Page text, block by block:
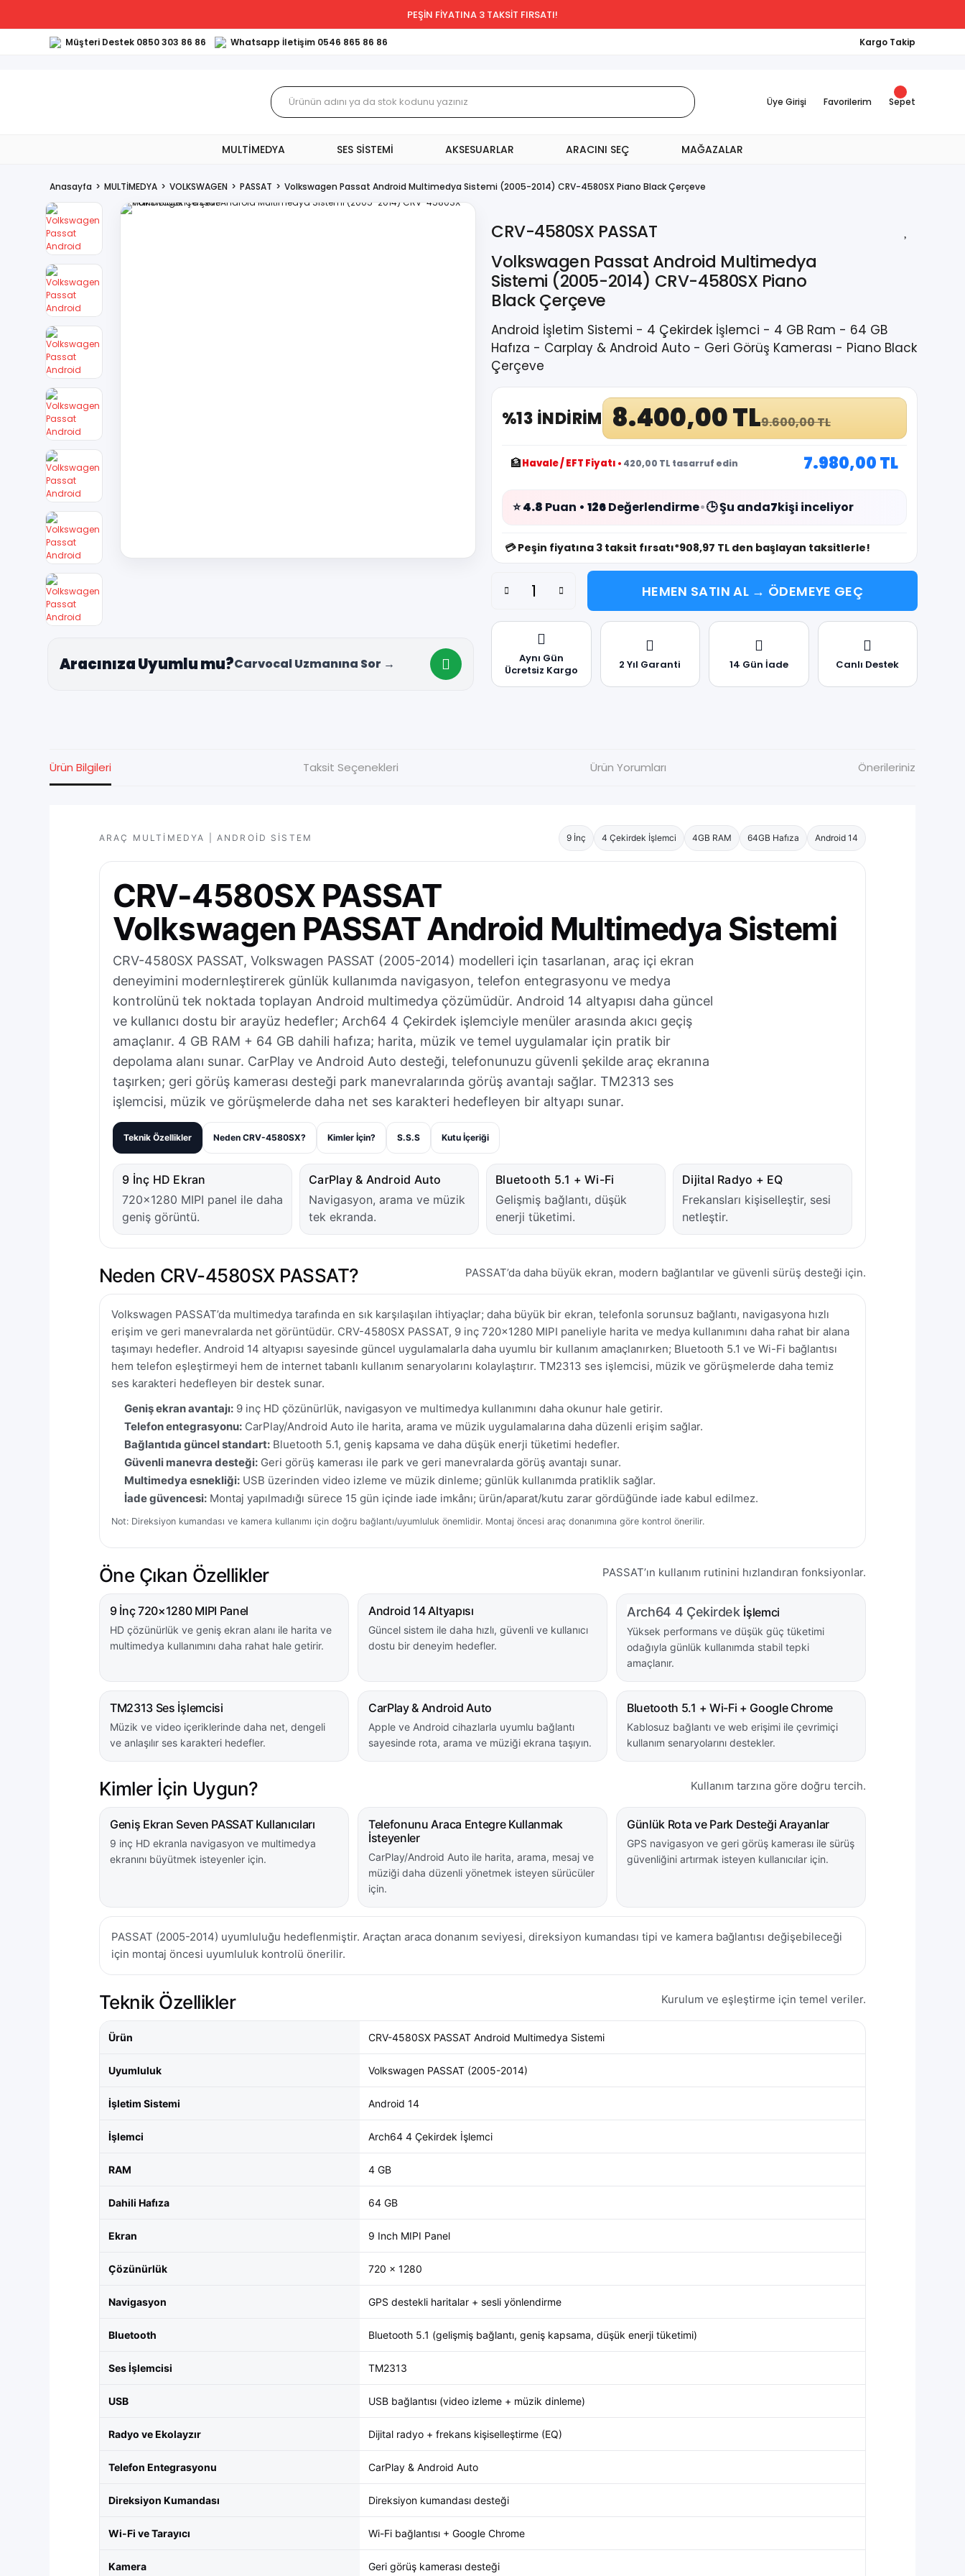
PEŞİN FİYATINA 3 TAKSİT FIRSATI!
Müşteri Destek 0850 303 86 86 Whatsapp İletişim 0546 865 86 86 Kargo Takip
Üye Girişi Favorilerim Sepet
MULTİMEDYA SES SİSTEMİ AKSESUARLAR ARACINI SEÇ MAĞAZALAR
Anasayfa MULTİMEDYA VOLKSWAGEN PASSAT Volkswagen Passat Android Multimedya Sistemi (2005-2014) CRV-4580SX Piano Black Çerçeve
Aracınıza Uyumlu mu?Carvocal Uzmanına Sor →
CRV-4580SX PASSAT
Volkswagen Passat Android Multimedya
Sistemi (2005-2014) CRV-4580SX Piano
Black Çerçeve
Android İşletim Sistemi - 4 Çekirdek İşlemci - 4 GB Ram - 64 GB
Hafıza - Carplay & Android Auto - Geri Görüş Kamerası - Piano Black
Çerçeve
%13 İNDİRİM 8.400,00 TL9.600,00 TL
🏦Havale / EFT Fiyatı • 420,00 TL tasarruf edin 7.980,00 TL
⭐4.8 Puan • 126Değerlendirme•🕒 Şu anda7kişi inceliyor
💳 Peşin fiyatına 3 taksit fırsatı*908,97 TL den başlayan taksitlerle!
HEMEN SATIN AL → ÖDEMEYE GEÇ
Aynı Gün
Ücretsiz Kargo
2 Yıl Garanti 14 Gün İade Canlı Destek
Ürün Bilgileri Taksit Seçenekleri Ürün Yorumları Önerileriniz
ARAÇ MULTIMEDYA | ANDROID SISTEM 9 İnç 4 Çekirdek İşlemci 4GB RAM 64GB Hafıza Android 14
CRV-4580SX PASSAT
Volkswagen PASSATAndroid Multimedya Sistemi
CRV-4580SX PASSAT, Volkswagen PASSAT (2005-2014) modelleri için tasarlanan, araç içi ekran
deneyimini modernleştirerek günlük kullanımda navigasyon, telefon entegrasyonu ve medya
kontrolünü tek noktada toplayan Android multimedya çözümüdür. Android 14 altyapısı daha güncel
ve kullanıcı dostu bir arayüz hedefler; Arch64 4 Çekirdek işlemciyle menüler arasında akıcı geçiş
amaçlanır. 4 GB RAM + 64 GB dahili hafıza; harita, müzik ve temel uygulamalar için pratik bir
depolama alanı sunar. CarPlay ve Android Auto desteği, telefonunuzu güvenli şekilde araç ekranına
taşırken; geri görüş kamerası desteği park manevralarında görüş avantajı sağlar. TM2313 ses
işlemcisi, müzik ve görüşmelerde daha net ses karakteri hedefleyen bir altyapı sunar.
Teknik Özellikler Neden CRV-4580SX? Kimler İçin? S.S.S Kutu İçeriği
9 İnç HD Ekran
720×1280 MIPI panel ile daha
geniş görüntü.
CarPlay & Android Auto
Navigasyon, arama ve müzik
tek ekranda.
Bluetooth 5.1 + Wi-Fi
Gelişmiş bağlantı, düşük
enerji tüketimi.
Dijital Radyo + EQ
Frekansları kişiselleştir, sesi
netleştir.
Neden CRV-4580SX PASSAT? PASSAT’da daha büyük ekran, modern bağlantılar ve güvenli sürüş desteği için.
Volkswagen PASSAT’da multimedya tarafında en sık karşılaşılan ihtiyaçlar; daha büyük bir ekran, telefonla sorunsuz bağlantı, navigasyona hızlı
erişim ve geri manevralarda net görüntüdür. CRV-4580SX PASSAT, 9 inç 720×1280 MIPI paneliyle harita ve medya kullanımını daha rahat bir alana
taşımayı hedefler. Android 14 altyapısı sayesinde güncel uygulamalarla daha uyumlu bir kullanım amaçlanırken; Bluetooth 5.1 ve Wi-Fi bağlantısı
hem telefon eşleştirmeyi hem de internet tabanlı kullanım senaryolarını kolaylaştırır. TM2313 ses işlemcisi, müzik ve görüşmelerde daha temiz
ses karakteri hedefleyen bir destek sunar.
Geniş ekran avantajı: 9 inç HD çözünürlük, navigasyon ve multimedya kullanımını daha okunur hale getirir.
Telefon entegrasyonu: CarPlay/Android Auto ile harita, arama ve müzik uygulamalarına daha düzenli erişim sağlar.
Bağlantıda güncel standart: Bluetooth 5.1, geniş kapsama ve daha düşük enerji tüketimi hedefler.
Güvenli manevra desteği: Geri görüş kamerası ile park ve geri manevralarda görüş avantajı sunar.
Multimedya esnekliği: USB üzerinden video izleme ve müzik dinleme; günlük kullanımda pratiklik sağlar.
İade güvencesi: Montaj yapılmadığı sürece 15 gün içinde iade imkânı; ürün/aparat/kutu zarar gördüğünde iade kabul edilmez.
Not: Direksiyon kumandası ve kamera kullanımı için doğru bağlantı/uyumluluk önemlidir. Montaj öncesi araç donanımına göre kontrol önerilir.
Öne Çıkan Özellikler PASSAT’ın kullanım rutinini hızlandıran fonksiyonlar.
9 İnç 720×1280 MIPI Panel
HD çözünürlük ve geniş ekran alanı ile harita ve
multimedya kullanımını daha rahat hale getirir.
Android 14 Altyapısı
Güncel sistem ile daha hızlı, güvenli ve kullanıcı
dostu bir deneyim hedefler.
Arch64 4 Çekirdek İşlemci
Yüksek performans ve düşük güç tüketimi
odağıyla günlük kullanımda stabil tepki
amaçlanır.
TM2313 Ses İşlemcisi
Müzik ve video içeriklerinde daha net, dengeli
ve anlaşılır ses karakteri hedefler.
CarPlay & Android Auto
Apple ve Android cihazlarla uyumlu bağlantı
sayesinde rota, arama ve müziği ekrana taşıyın.
Bluetooth 5.1 + Wi-Fi + Google Chrome
Kablosuz bağlantı ve web erişimi ile çevrimiçi
kullanım senaryolarını destekler.
Kimler İçin Uygun? Kullanım tarzına göre doğru tercih.
Geniş Ekran Seven PASSAT Kullanıcıları
9 inç HD ekranla navigasyon ve multimedya
ekranını büyütmek isteyenler için.
Telefonunu Araca Entegre Kullanmak
İsteyenler
CarPlay/Android Auto ile harita, arama, mesaj ve
müziği daha düzenli yönetmek isteyen sürücüler
için.
Günlük Rota ve Park Desteği Arayanlar
GPS navigasyon ve geri görüş kamerası ile sürüş
güvenliğini artırmak isteyen kullanıcılar için.
PASSAT (2005-2014) uyumluluğu hedeflenmiştir. Araçtan araca donanım seviyesi, direksiyon kumandası tipi ve kamera bağlantısı değişebileceği
için montaj öncesi uyumluluk kontrolü önerilir.
Teknik Özellikler Kurulum ve eşleştirme için temel veriler.
Ürün CRV-4580SX PASSAT Android Multimedya Sistemi
Uyumluluk Volkswagen PASSAT (2005-2014)
İşletim Sistemi Android 14
İşlemci Arch64 4 Çekirdek İşlemci
RAM 4 GB
Dahili Hafıza 64 GB
Ekran 9 Inch MIPI Panel
Çözünürlük 720 × 1280
Navigasyon GPS destekli haritalar + sesli yönlendirme
Bluetooth Bluetooth 5.1 (gelişmiş bağlantı, geniş kapsama, düşük enerji tüketimi)
Ses İşlemcisi TM2313
USB USB bağlantısı (video izleme + müzik dinleme)
Radyo ve Ekolayzır Dijital radyo + frekans kişiselleştirme (EQ)
Telefon Entegrasyonu CarPlay & Android Auto
Direksiyon Kumandası Direksiyon kumandası desteği
Wi-Fi ve Tarayıcı Wi-Fi bağlantısı + Google Chrome
Kamera Geri görüş kamerası desteği